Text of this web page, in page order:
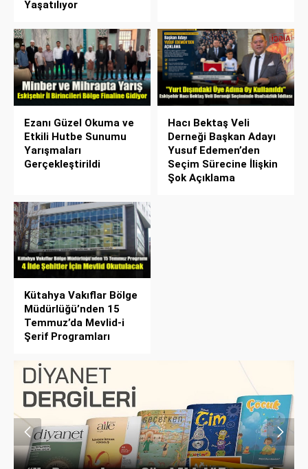
Yaşatılıyor
Ezanı Güzel Okuma ve
Etkili Hutbe Sunumu
Yarışmaları
Gerçekleştirildi
Hacı Bektaş Veli
Derneği Başkan Adayı
Yusuf Edemen’den
Seçim Sürecine İlişkin
Şok Açıklama
Kütahya Vakıflar Bölge
Müdürlüğü’nden 15
Temmuz’da Mevlid-i
Şerif Programları